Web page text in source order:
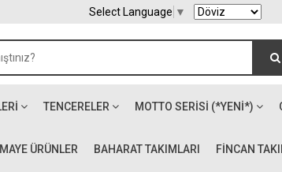
Select Language ▼
TENCERELER MOTTO SERİSİ (*YENİ*)
ÜRÜNLER BAHARAT TAKIMLARI FİNCAN